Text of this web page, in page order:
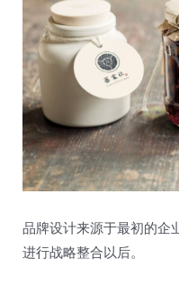
品牌设计来源于最初的企
进行战略整合以后。